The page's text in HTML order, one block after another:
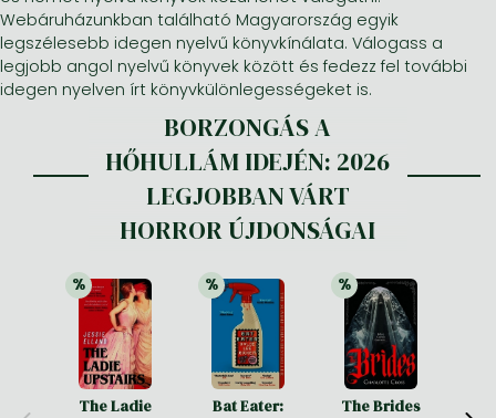
Képregény, manga
Krimi, bűnügyi, thriller
Fantasy
Krimi, bűnügyi, thriller
Fantasy
Irodalom
Jujutsu Kaisen manga sorozat
One Piece manga
Ana Huang könyvek
Trónok harca könyvek
Stephen King könyvek
Kertész Imre könyvek angolul és németül
Esterházy Péter könyvek
Szabó Magda könyvek angolul és németül
David Szalay könyvek
Tóth Krisztina könyvek angolul és németül
Nádas Péter könyvek angolul és németül
Család, gyermeknevelés, egészség
Nyelvkönyvek, szótárak
Hobbi, szabadidő
Sport, játék
Dian Fossey könyvek
Gazdaság, üzlet
Mérnöki tudományok
Humán tudományok
Orvostudomány, állatorvostudomány és gyógyszerészet
Természettudományok
Általános kézikönyvek, enciklopédiák
Társadalomtudományok
Tankönyv, segédkönyv
Richard Dawkins könyvek
Webáruházunkban található Magyarország egyik
legszélesebb idegen nyelvű könyvkínálata. Válogass a
legjobb angol nyelvű könyvek között és fedezz fel további
idegen nyelven írt könyvkülönlegességeket is.
BORZONGÁS A
HŐHULLÁM IDEJÉN: 2026
LEGJOBBAN VÁRT
HORROR ÚJDONSÁGAI
21%
% kedvezmény
The Ladie
21%
% kedvezmény
Bat Eater:
25%
% kedvezmény
The Brides